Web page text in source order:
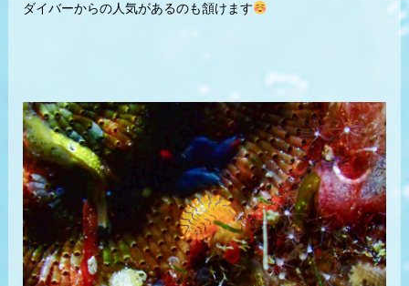
ダイバーからの人気があるのも頷けます